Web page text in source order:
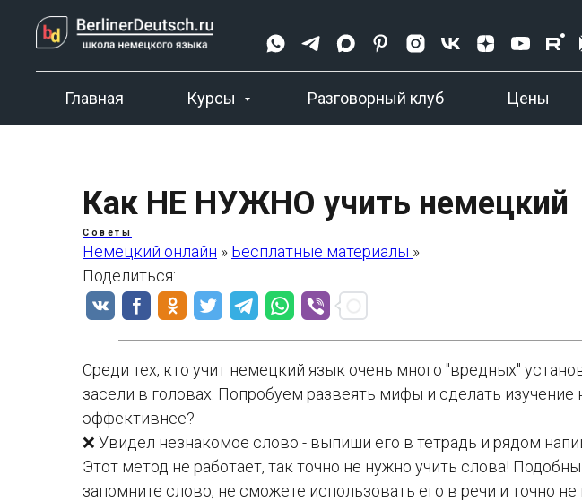
Главная Курсы Разговорный клуб Цены
Как НЕ НУЖНО учить немецкий
Советы
Немецкий онлайн » Бесплатные материалы »
Поделиться:
Среди тех, кто учит немецкий язык очень много "вредных"
засели в головах. Попробуем развеять мифы и сделать
эффективнее?
❌ Увидел незнакомое слово - выпиши его в тетрадь и рядом
Этот метод не работает, так точно не нужно учить слова!
запомните слово, не сможете использовать его в речи и точно